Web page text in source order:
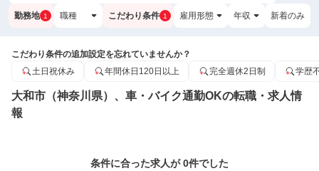
勤務地 1 職種 こだわり条件 1 雇用形態 年収 新着のみ
こだわり条件の追加設定を忘れていませんか？
土日祝休み
年間休日120日以上 完全週休2日制 学歴
大和市（神奈川県）、車・バイク通勤OKの転職・求人情
報
条件に合った求人が 0件でした